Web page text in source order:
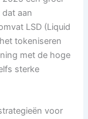
aan
LSD (Liquid
tokeniseren
met de hoge
sterke
voor